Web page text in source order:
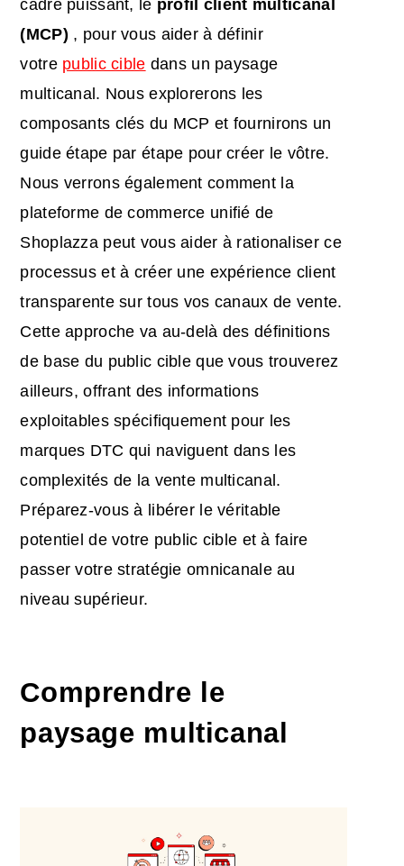
cadre puissant, le profil client multicanal
(MCP) , pour vous aider à définir
votre public cible dans un paysage
multicanal. Nous explorerons les
composants clés du MCP et fournirons un
guide étape par étape pour créer le vôtre.
Nous verrons également comment la
plateforme de commerce unifié de
Shoplazza peut vous aider à rationaliser ce
processus et à créer une expérience client
transparente sur tous vos canaux de vente.
Cette approche va au-delà des définitions
de base du public cible que vous trouverez
ailleurs, offrant des informations
exploitables spécifiquement pour les
marques DTC qui naviguent dans les
complexités de la vente multicanal.
Préparez-vous à libérer le véritable
potentiel de votre public cible et à faire
passer votre stratégie omnicanale au
niveau supérieur.
Comprendre le
paysage multicanal